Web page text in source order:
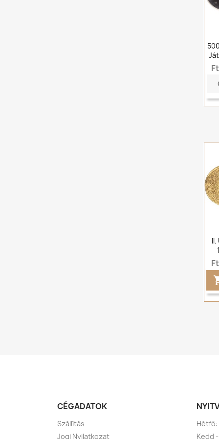
CÉGADATOK
Szállítás
Jogi Nyilatkozat
Hétfő:
Kedd